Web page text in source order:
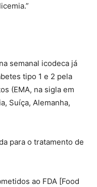
semanal icodeca já
tipo 1 e 2 pela
(EMA, na sigla em
Suíça, Alemanha,
para o tratamento de
ao FDA [Food